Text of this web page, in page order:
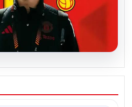
resmen duyurdu!
yeni adresi belli oldu